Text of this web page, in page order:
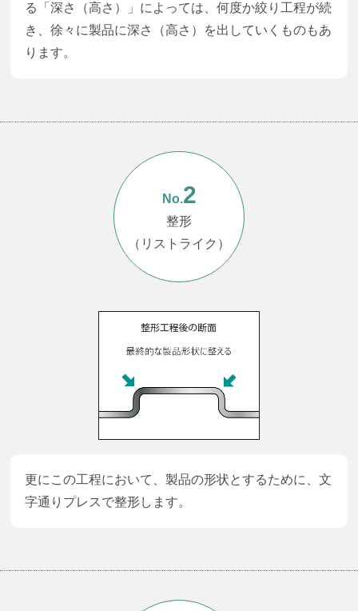
る「深さ（高さ）」によっては、何度か絞り工程が続
き、徐々に製品に深さ（高さ）を出していくものもあ
ります。
No.2
整形
（リストライク）
更にこの工程において、製品の形状とするために、文
字通りプレスで整形します。